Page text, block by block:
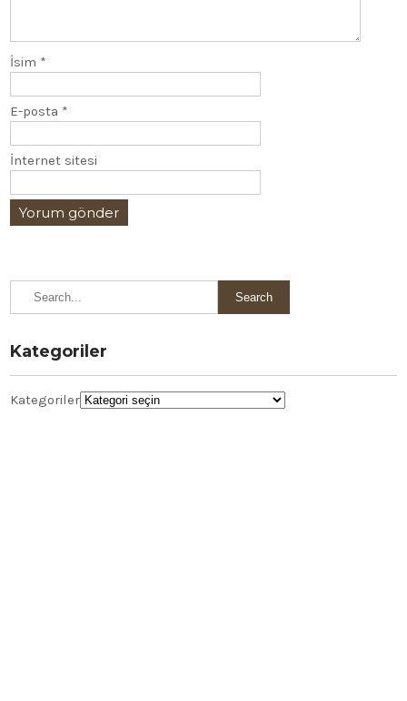
İsim *
E-posta *
İnternet sitesi
Kategoriler
Kategoriler